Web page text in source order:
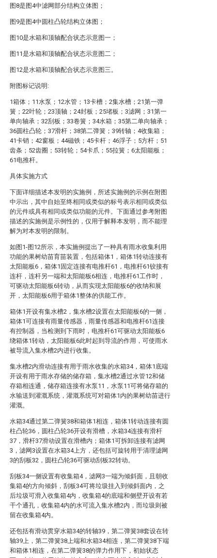
图8是图4中滤网部分结构立体图；
图9是图4中圆柱凸轮结构立体图；
图10是水箱和顶轴配合状态示意图一；
图11是水箱和顶轴配合状态示意图二；
图12是水箱和顶轴配合状态示意图三。
附图标记说明:
1箱体；11水泵；12水管；13卡槽；2集水槽；21第一弹
簧；22叶轮；23顶轴；24封板；25堵板；3滤网；31第一
单向轴承；32刮板；33卷簧；34水箱；35第二单向轴承；
36圆柱凸轮；37滑杆；38第二弹簧；39转轴；4收集箱；
41卡销；42窗板；44磁铁；45卡杆；46浮子；5方杆；51
齿条；52齿圈；53转轮；54卡爪；55拉簧；6太阳能板；
61电推杆。
具体实施方式
下面详细描述本发明的实施例，所述实施例的示例在附图
中示出，其中自始至终相同或类似的标号表示相同或类似
的元件或具有相同或类似功能的元件。下面通过参考附图
描述的实施例是示例性的，仅用于解释本发明，而不能理
解为对本发明的限制。
如图1-图12所示，本实施例提出了一种具有雨水收集利用
功能的果树幼苗育苗装置，包括箱体1，箱体1转动连接有
太阳能板6，箱体1固定连接有电推杆61，电推杆61铰接有
连杆，连杆另一端和太阳能板6相连，电推杆61工作时，
可驱动太阳能板6转动，从而实现太阳能板6的收纳和展
开，太阳能板6用于箱体1整体的供能工作。
箱体1开设有集水槽2，集水槽2设置在太阳能板6的一侧，
箱体1可连接有雨量传感器，雨量传感器和电推杆61连接
有控制器，当检测到下雨时，电推杆61可驱动太阳能板6
绕箱体1转动，太阳能板6此时起到导流的作用，可使雨水
被导流入集水槽2内进行收集。
集水槽2内滑动连接有用于雨水收集的水箱34，箱体1底端
开设有用于雨水存储的储存箱，集水槽2通过水管12和储
存箱相连通，储存箱连接有水泵11，水泵11可将储存箱的
水输送到灌溉系统，灌溉系统可对箱体1内的果树幼苗进行
灌溉。
水箱34通过第二弹簧38和箱体1相连，箱体1转动连接有圆
柱凸轮36，圆柱凸轮36开设有滑槽，水箱34连接有滑杆
37，滑杆37滑动设置在滑槽内；箱体1可拆卸连接有滤网
3，滤网3设置在水箱34上方，还包括可旋转用于清理滤网
3的刮板32，圆柱凸轮36可驱动刮板32转动。
刮板34一侧设置有收集箱4，滤网3一端为倾斜面，且朝收
集箱4的方向倾斜，刮板34可将垃圾挂入到倾斜面内，之
后垃圾可滑入收集箱4内，收集箱4的底端和侧壁开设有若
干个通孔，收集箱4内的水可流入集水槽2内，而垃圾则被
留在收集箱4内。
还包括有滑动贯穿水箱34的转轴39，第二弹簧38套设在转
轴39上，第二弹簧38上端和水箱34相连，第二弹簧38下端
和箱体1相连，在第二弹簧38的弹力作用下，初始状态